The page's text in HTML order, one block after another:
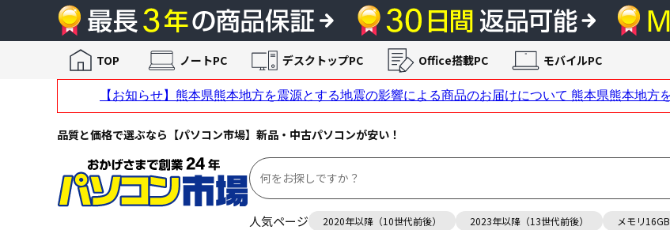
品質と価格で選ぶなら【パソコン市場】新品・中古パソコンが安い！
人気ページ 2020年以降（10世代前後） 2023年以降（13世代前後） メモリ16GB
TOP ノートPC デスクトップPC Office搭載PC モバイルPC